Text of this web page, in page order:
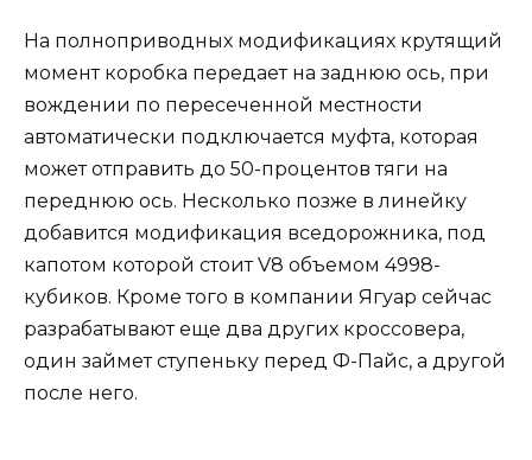
На полноприводных модификациях крутящий
момент коробка передает на заднюю ось, при
вождении по пересеченной местности
автоматически подключается муфта, которая
может отправить до 50-процентов тяги на
переднюю ось. Несколько позже в линейку
добавится модификация вседорожника, под
капотом которой стоит V8 объемом 4998-
кубиков. Кроме того в компании Ягуар сейчас
разрабатывают еще два других кроссовера,
один займет ступеньку перед Ф-Пайс, а другой
после него.